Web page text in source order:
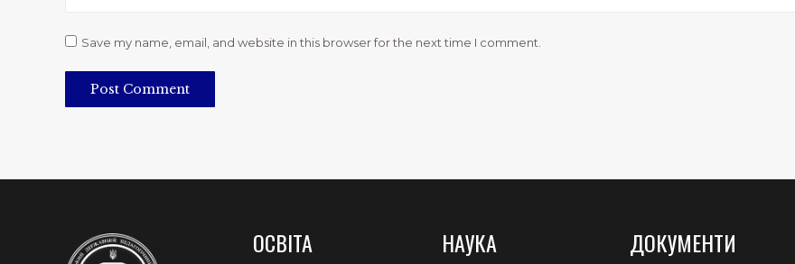
Save my name, email, and website in this browser for the next time I comment.
Post Comment
ОСВІТА НАУКА ДОКУМЕНТИ